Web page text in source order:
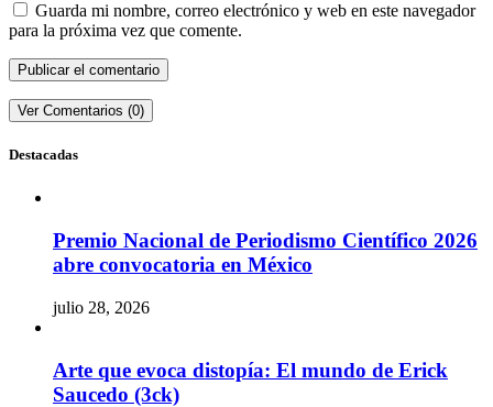
Guarda mi nombre, correo electrónico y web en este navegador
para la próxima vez que comente.
Ver Comentarios (0)
Destacadas
Premio Nacional de Periodismo Científico 2026
abre convocatoria en México
julio 28, 2026
Arte que evoca distopía: El mundo de Erick
Saucedo (3ck)